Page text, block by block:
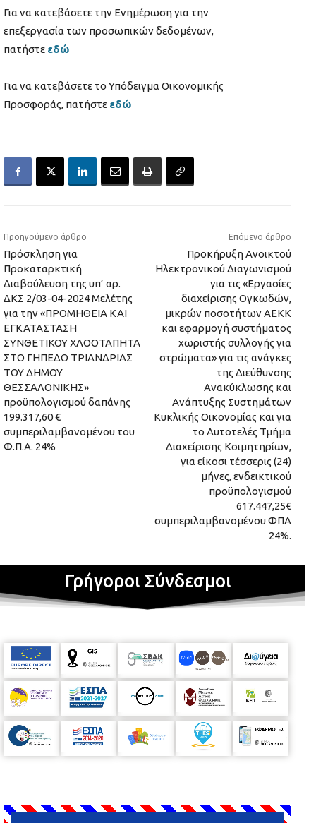
Για να κατεβάσετε την Ενημέρωση για την
επεξεργασία των προσωπικών δεδομένων,
πατήστε εδώ
Για να κατεβάσετε το Υπόδειγμα Οικονομικής
Προσφοράς, πατήστε εδώ
Προηγούμενο άρθρο
Πρόσκληση για
Προκαταρκτική
Διαβούλευση της υπ’ αρ.
ΔΚΣ 2/03-04-2024 Μελέτης
για την «ΠΡΟΜΗΘΕΙΑ ΚΑΙ
ΕΓΚΑΤΑΣΤΑΣΗ
ΣΥΝΘΕΤΙΚΟΥ ΧΛΟΟΤΑΠΗΤΑ
ΣΤΟ ΓΗΠΕΔΟ ΤΡΙΑΝΔΡΙΑΣ
ΤΟΥ ΔΗΜΟΥ
ΘΕΣΣΑΛΟΝΙΚΗΣ»
προϋπολογισμού δαπάνης
199.317,60 €
συμπεριλαμβανομένου του
Φ.Π.Α. 24%
Επόμενο άρθρο
Προκήρυξη Ανοικτού
Ηλεκτρονικού Διαγωνισμού
για τις «Εργασίες
διαχείρισης Ογκωδών,
μικρών ποσοτήτων ΑΕΚΚ
και εφαρμογή συστήματος
χωριστής συλλογής για
στρώματα» για τις ανάγκες
της Διεύθυνσης
Ανακύκλωσης και
Ανάπτυξης Συστημάτων
Κυκλικής Οικονομίας και για
το Αυτοτελές Τμήμα
Διαχείρισης Κοιμητηρίων,
για είκοσι τέσσερις (24)
μήνες, ενδεικτικού
προϋπολογισμού
617.447,25€
συμπεριλαμβανομένου ΦΠΑ
24%.
Γρήγοροι Σύνδεσμοι